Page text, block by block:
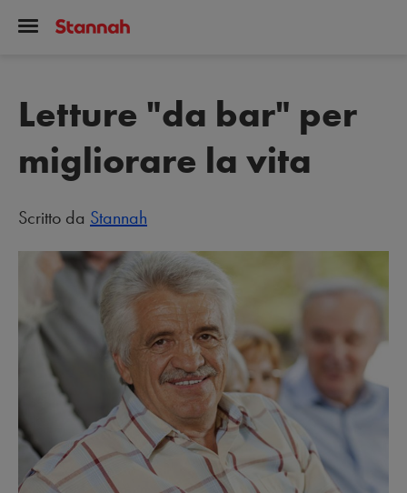
Letture "da bar" per
migliorare la vita
Scritto da Stannah